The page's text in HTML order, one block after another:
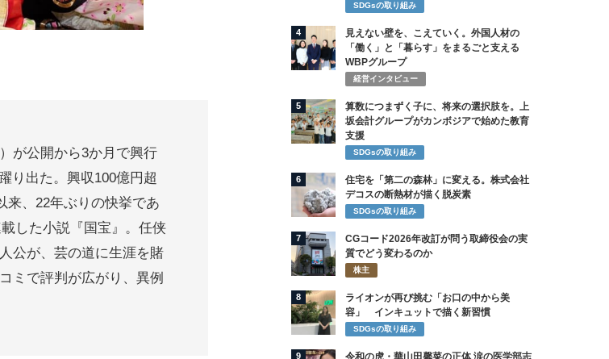
が公開から3か月で興行
り出た。興収100億円超
来、22年ぶりの快挙であ
した小説『国宝』。任侠
公が、芸の道に生涯を賭
ミで評判が広がり、異例
SDGsの取り組み
4
見えない壁を、こえていく。外国人材の
「働く」と「暮らす」をまるごと支える
WBPグループ
経営インタビュー
5
算数につまずく子に、将来の選択肢を。上
坂会計グループがカンボジアで始めた教育
支援
SDGsの取り組み
6
住宅を「第二の森林」に変える。株式会社
デコスの断熱材が描く脱炭素
SDGsの取り組み
7
CGコード2026年改訂が問う取締役会の実
質でどう変わるのか
株主
8
ライオンが再び挑む「お口の中から美
容」 インキュットで描く新習慣
SDGsの取り組み
9
令和の虎・華山田馨菜の正体 涙の医学部志